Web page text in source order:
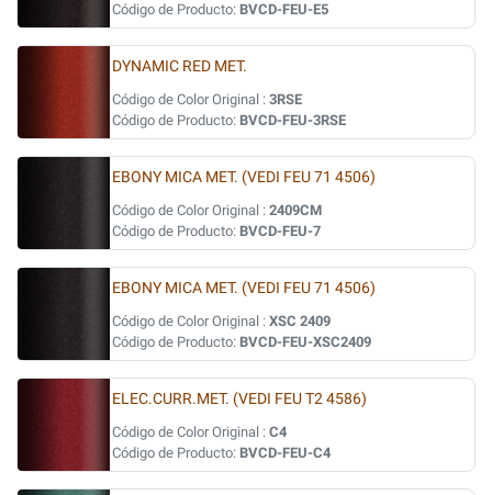
Código de Producto: BVCD-FEU-E5
DYNAMIC RED MET.
Código de Color Original : 3RSE
Código de Producto: BVCD-FEU-3RSE
EBONY MICA MET. (VEDI FEU 71 4506)
Código de Color Original : 2409CM
Código de Producto: BVCD-FEU-7
EBONY MICA MET. (VEDI FEU 71 4506)
Código de Color Original : XSC 2409
Código de Producto: BVCD-FEU-XSC2409
ELEC.CURR.MET. (VEDI FEU T2 4586)
Código de Color Original : C4
Código de Producto: BVCD-FEU-C4